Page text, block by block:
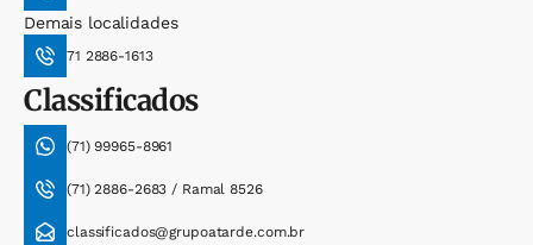
Demais localidades
71 2886-1613
Classificados
(71) 99965-8961
(71) 2886-2683 / Ramal 8526
classificados@grupoatarde.com.br